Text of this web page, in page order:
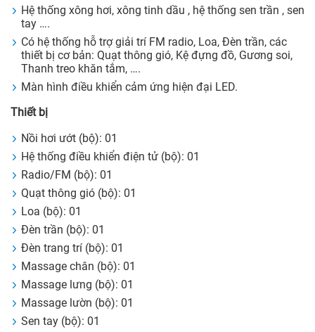
Hệ thống xông hơi, xông tinh dầu , hệ thống sen trần , sen
tay ….
Có hệ thống hỗ trợ giải trí FM radio, Loa, Đèn trần, các
thiết bị cơ bản: Quạt thông gió, Kệ đựng đồ, Gương soi,
Thanh treo khăn tắm, ….
Màn hình điều khiển cảm ứng hiện đại LED.
Thiết bị
Nồi hơi ướt (bộ): 01
Hệ thống điều khiển điện tử (bộ): 01
Radio/FM (bộ): 01
Quạt thông gió (bộ): 01
Loa (bộ): 01
Đèn trần (bộ): 01
Đèn trang trí (bộ): 01
Massage chân (bộ): 01
Massage lưng (bộ): 01
Massage lườn (bộ): 01
Sen tay (bộ): 01